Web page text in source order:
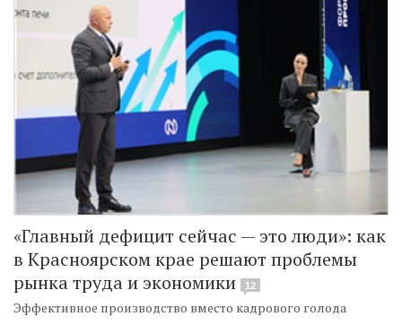
«Главный дефицит сейчас — это люди»: как
в Красноярском крае решают проблемы
рынка труда и экономики
12
Эффективное производство вместо кадрового голода